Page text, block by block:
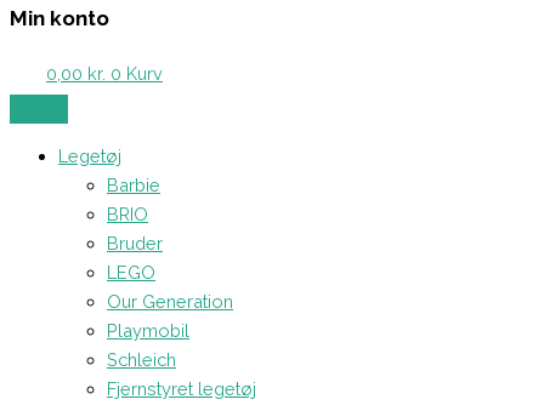
Min konto
0,00 kr. 0 Kurv
Legetøj
Barbie
BRIO
Bruder
LEGO
Our Generation
Playmobil
Schleich
Fjernstyret legetøj